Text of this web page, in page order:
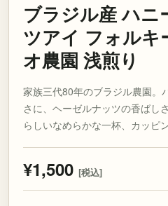
ブラジル産 ハニ
ツアイ フォルキ
オ農園 浅煎り
家族三代80年のブラジル農園。
さに、ヘーゼルナッツの香ばし
らしいなめらかな一杯、カッピ
¥1,500 [税込]